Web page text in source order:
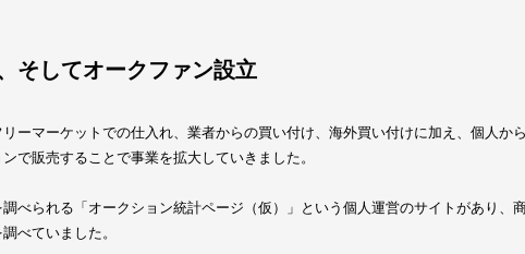
そしてオークファン設立
ーマーケットでの仕入れ、業者からの買い付け、海外買い付けに加え、個人か
で販売することで事業を拡大していきました。
べられる「オークション統計ページ（仮）」という個人運営のサイトがあり、
べていました。